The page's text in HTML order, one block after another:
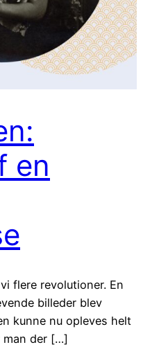
en
flere revolutioner. En
billeder blev
kunne nu opleves helt
der […]